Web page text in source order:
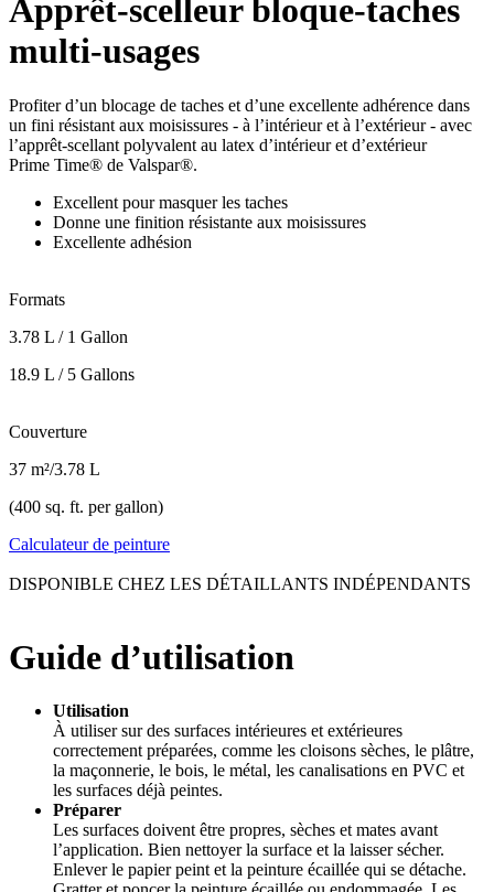
Apprêt-scelleur bloque-taches
multi-usages
Profiter d’un blocage de taches et d’une excellente adhérence dans
un fini résistant aux moisissures - à l’intérieur et à l’extérieur - avec
l’apprêt-scellant polyvalent au latex d’intérieur et d’extérieur
Prime Time® de Valspar®.
Excellent pour masquer les taches
Donne une finition résistante aux moisissures
Excellente adhésion
Formats
3.78 L / 1 Gallon
18.9 L / 5 Gallons
Couverture
37 m²/3.78 L
(400 sq. ft. per gallon)
Calculateur de peinture
DISPONIBLE CHEZ LES DÉTAILLANTS INDÉPENDANTS
Guide d’utilisation
Utilisation
À utiliser sur des surfaces intérieures et extérieures
correctement préparées, comme les cloisons sèches, le plâtre,
la maçonnerie, le bois, le métal, les canalisations en PVC et
les surfaces déjà peintes.
Préparer
Les surfaces doivent être propres, sèches et mates avant
l’application. Bien nettoyer la surface et la laisser sécher.
Enlever le papier peint et la peinture écaillée qui se détache.